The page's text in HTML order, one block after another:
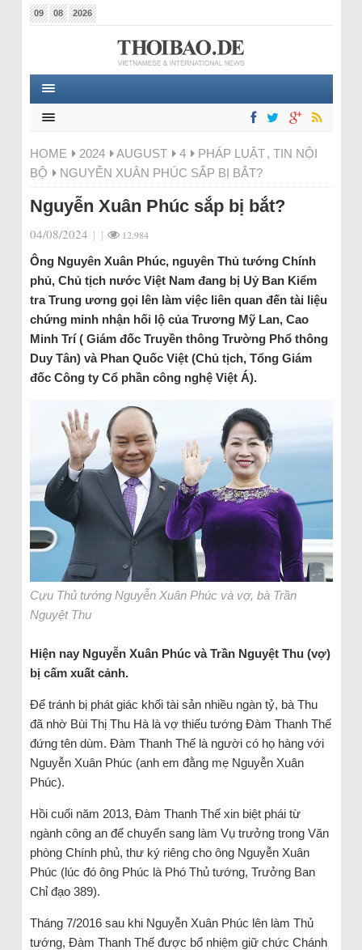
09 08 2026
HOME 2024 AUGUST 4 PHÁP LUẬT , TIN NỘI
BỘ
NGUYỄN XUÂN PHÚC SẮP BỊ BẮT?
Nguyễn Xuân Phúc sắp bị bắt?
04/08/2024 | | 12.984
Ông Nguyên Xuân Phúc, nguyên Thủ tướng Chính
phủ, Chủ tịch nước Việt Nam đang bị Uỷ Ban Kiểm
tra Trung ương gọi lên làm việc liên quan đến tài liệu
chứng minh nhận hối lộ của Trương Mỹ Lan, Cao
Minh Trí ( Giám đốc Truyền thông Trường Phổ thông
Duy Tân) và Phan Quốc Việt (Chủ tịch, Tổng Giám
đốc Công ty Cổ phần công nghệ Việt Á).
Cựu Thủ tướng Nguyễn Xuân Phúc và vợ, bà Trần
Nguyệt Thu
Hiện nay Nguyễn Xuân Phúc và Trần Nguyệt Thu (vợ)
bị cấm xuất cảnh.
Để tránh bị phát giác khối tài sản nhiều ngàn tỷ, bà Thu
đã nhờ Bùi Thị Thu Hà là vợ thiếu tướng Đàm Thanh Thế
đứng tên dùm. Đàm Thanh Thế là người có họ hàng với
Nguyễn Xuân Phúc (anh em đằng mẹ Nguyễn Xuân
Phúc).
Hồi cuối năm 2013, Đàm Thanh Thế xin biệt phái từ
ngành công an để chuyển sang làm Vụ trưởng trong Văn
phòng Chính phủ, thư ký riêng cho ông Nguyễn Xuân
Phúc (lúc đó ông Phúc là Phó Thủ tướng, Trưởng Ban
Chỉ đạo 389).
Tháng 7/2016 sau khi Nguyễn Xuân Phúc lên làm Thủ
tướng, Đàm Thanh Thế được bổ nhiệm giữ chức Chánh